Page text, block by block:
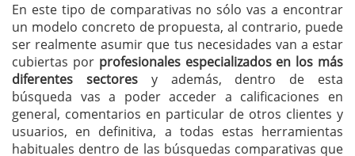
En este tipo de comparativas no sólo vas a encontrar
un modelo concreto de propuesta, al contrario, puede
ser realmente asumir que tus necesidades van a estar
cubiertas por profesionales especializados en los más
diferentes sectoresy además, dentro de esta
búsqueda vas a poder acceder a calificaciones en
general, comentarios en particular de otros clientes y
usuarios, en definitiva, a todas estas herramientas
habituales dentro de las búsquedas comparativas que